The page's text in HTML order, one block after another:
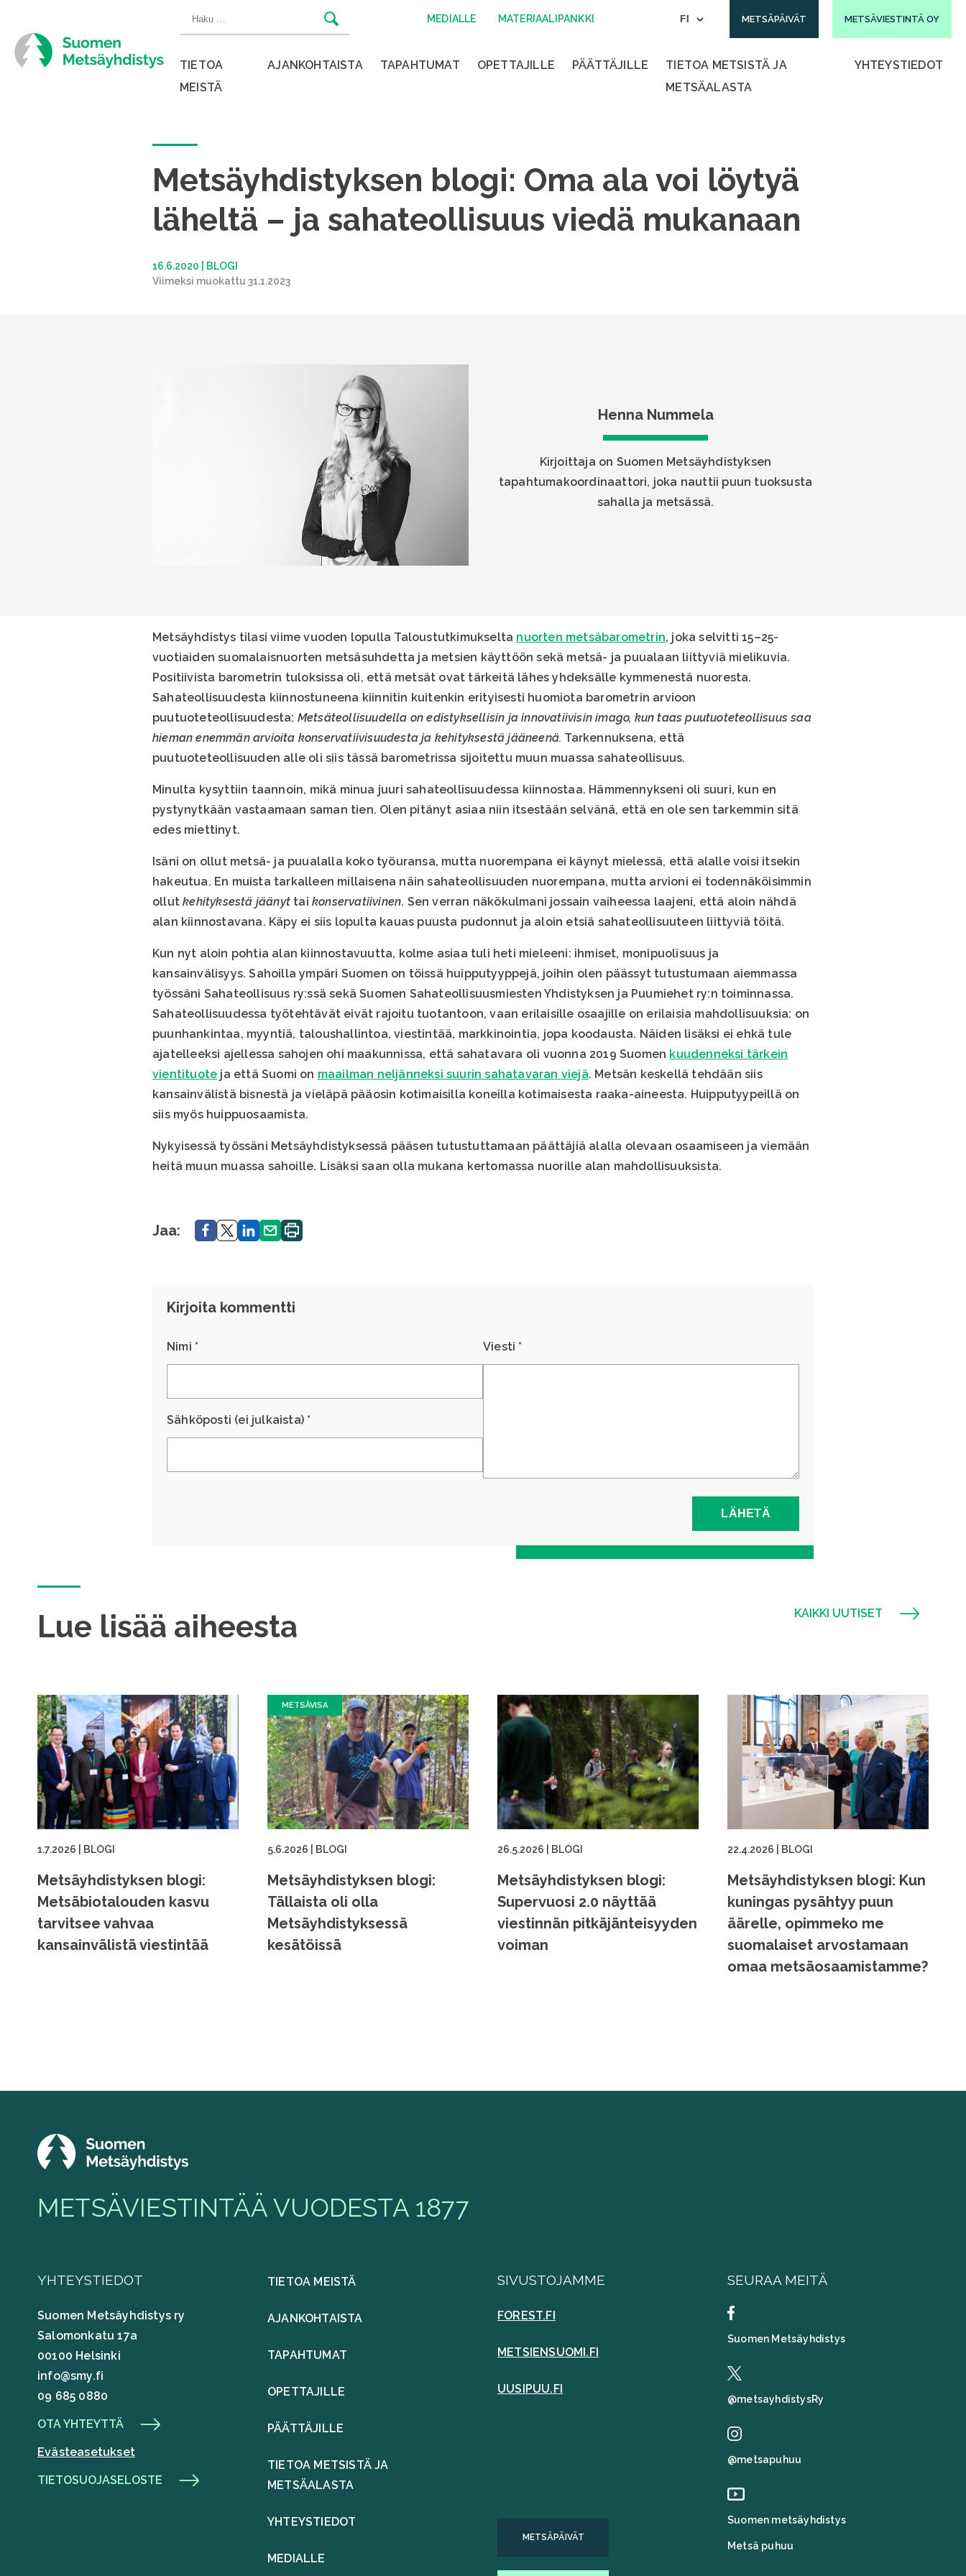
sisältöön
Haku: MEDIALLE MATERIAALIPANKKI METSÄPÄIVÄT METSÄVIESTINTÄ OY
TIETOA
MEISTÄ
AJANKOHTAISTA TAPAHTUMAT OPETTAJILLE PÄÄTTÄJILLE
TIETOA METSISTÄ JA
METSÄALASTA
YHTEYSTIEDOT
Metsäyhdistyksen blogi: Oma ala voi löytyä
läheltä – ja sahateollisuus viedä mukanaan
16.6.2020
BLOGI
Viimeksi muokattu 31.1.2023
Henna Nummela
Kirjoittaja on Suomen Metsäyhdistyksen
tapahtumakoordinaattori, joka nauttii puun tuoksusta
sahalla ja metsässä.
Metsäyhdistys tilasi viime vuoden lopulla Taloustutkimukselta nuorten metsäbarometrin, joka selvitti 15–25-
vuotiaiden suomalaisnuorten metsäsuhdetta ja metsien käyttöön sekä metsä- ja puualaan liittyviä mielikuvia.
Positiivista barometrin tuloksissa oli, että metsät ovat tärkeitä lähes yhdeksälle kymmenestä nuoresta.
Sahateollisuudesta kiinnostuneena kiinnitin kuitenkin erityisesti huomiota barometrin arvioon
puutuoteteollisuudesta: Metsäteollisuudella on edistyksellisin ja innovatiivisin imago, kun taas puutuoteteollisuus saa
hieman enemmän arvioita konservatiivisuudesta ja kehityksestä jääneenä. Tarkennuksena, että
puutuoteteollisuuden alle oli siis tässä barometrissa sijoitettu muun muassa sahateollisuus.
Minulta kysyttiin taannoin, mikä minua juuri sahateollisuudessa kiinnostaa. Hämmennykseni oli suuri, kun en
pystynytkään vastaamaan saman tien. Olen pitänyt asiaa niin itsestään selvänä, että en ole sen tarkemmin sitä
edes miettinyt.
Isäni on ollut metsä- ja puualalla koko työuransa, mutta nuorempana ei käynyt mielessä, että alalle voisi itsekin
hakeutua. En muista tarkalleen millaisena näin sahateollisuuden nuorempana, mutta arvioni ei todennäköisimmin
ollutkehityksestä jäänyt taikonservatiivinen. Sen verran näkökulmani jossain vaiheessa laajeni, että aloin nähdä
alan kiinnostavana. Käpy ei siis lopulta kauas puusta pudonnut ja aloin etsiä sahateollisuuteen liittyviä töitä.
Kun nyt aloin pohtia alan kiinnostavuutta, kolme asiaa tuli heti mieleeni: ihmiset, monipuolisuus ja
kansainvälisyys. Sahoilla ympäri Suomen on töissä huipputyyppejä, joihin olen päässyt tutustumaan aiemmassa
työssäni Sahateollisuus ry:ssä sekä Suomen Sahateollisuusmiesten Yhdistyksen ja Puumiehet ry:n toiminnassa.
Sahateollisuudessa työtehtävät eivät rajoitu tuotantoon, vaan erilaisille osaajille on erilaisia mahdollisuuksia: on
puunhankintaa, myyntiä, taloushallintoa, viestintää, markkinointia, jopa koodausta. Näiden lisäksi ei ehkä tule
ajatelleeksi ajellessa sahojen ohi maakunnissa, että sahatavara oli vuonna 2019 Suomen kuudenneksi tärkein
vientituote ja että Suomi on maailman neljänneksi suurin sahatavaran viejä. Metsän keskellä tehdään siis
kansainvälistä bisnestä ja vieläpä pääosin kotimaisilla koneilla kotimaisesta raaka-aineesta. Huipputyypeillä on
siis myös huippuosaamista.
Nykyisessä työssäni Metsäyhdistyksessä pääsen tutustuttamaan päättäjiä alalla olevaan osaamiseen ja viemään
heitä muun muassa sahoille. Lisäksi saan olla mukana kertomassa nuorille alan mahdollisuuksista.
Jaa: Jaa. Jaa.Jaa. Jaa. Tulosta
sivu.
Kirjoita kommentti
Nimi *
Sähköposti (ei julkaista) *
Viesti *
Lue lisää aiheesta
1.7.2026 BLOGI
Metsäyhdistyksen blogi:
Metsäbiotalouden kasvu
tarvitsee vahvaa
kansainvälistä viestintää
METSÄVISA
5.6.2026 BLOGI
Metsäyhdistyksen blogi:
Tällaista oli olla
Metsäyhdistyksessä
kesätöissä
26.5.2026 BLOGI
Metsäyhdistyksen blogi:
Supervuosi 2.0 näyttää
viestinnän pitkäjänteisyyden
voiman
22.4.2026 BLOGI
Metsäyhdistyksen blogi: Kun
kuningas pysähtyy puun
äärelle, opimmeko me
suomalaiset arvostamaan
omaa metsäosaamistamme?
KAIKKI UUTISET
METSÄVIESTINTÄÄ VUODESTA 1877
YHTEYSTIEDOT
Suomen Metsäyhdistys ry
Salomonkatu 17a
00100 Helsinki
info@smy.fi
09 685 0880
OTA YHTEYTTÄ
Evästeasetukset
TIETOSUOJASELOSTE
TIETOA MEISTÄ
AJANKOHTAISTA
TAPAHTUMAT
OPETTAJILLE
PÄÄTTÄJILLE
TIETOA METSISTÄ JA
METSÄALASTA
YHTEYSTIEDOT
MEDIALLE
SIVUSTOJAMME
FOREST.FI
METSIENSUOMI.FI
UUSIPUU.FI
METSÄPÄIVÄT
SEURAA MEITÄ
Suomen Metsäyhdistys
@metsayhdistysRy
@metsapuhuu
Suomen metsäyhdistys
Metsä puhuu